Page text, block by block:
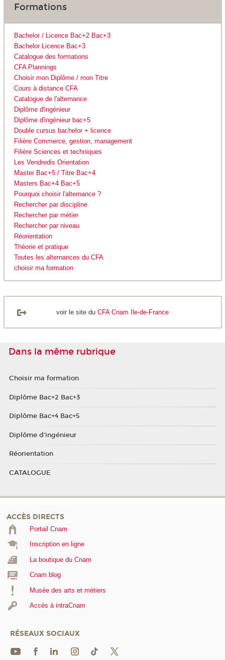
Formations
Bachelor / Licence Bac+2 Bac+3
Bachelor Licence Bac+3
Catalogue des formations
CFA Plannings
Choisir mon Diplôme / mon Titre
Cours à distance CFA
Catalogue de l'alternance
Diplôme d'ingénieur
Diplôme d'ingénieur bac+5
Double cursus bachelor + licence
Filière Commerce, gestion, management
Filière Sciences et techniques
Les Vendredis Orientation
Master Bac+5 / Titre Bac+4
Masters Bac+4 Bac+5
Pourquoi choisir l'alternance ?
Rechercher par discipline
Rechercher par métier
Rechercher par niveau
Réorientation
Théorie et pratique
Toutes les alternances du CFA
choisir ma formation
voir le site du CFA Cnam Ile-de-France
Dans la même rubrique
Choisir ma formation
Diplôme Bac+2 Bac+3
Diplôme Bac+4 Bac+5
Diplôme d'ingénieur
Réorientation
CATALOGUE
ACCÈS DIRECTS
Portail Cnam
Inscription en ligne
La boutique du Cnam
Cnam blog
Musée des arts et métiers
Accès à intraCnam
RÉSEAUX SOCIAUX